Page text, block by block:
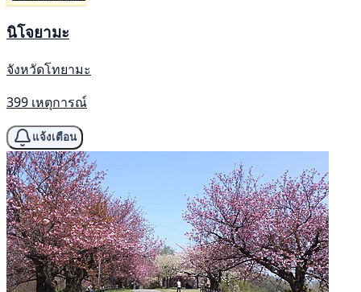
นิโจยามะ
จังหวัดโทยามะ
399 เหตุการณ์
แจ้งเตือน